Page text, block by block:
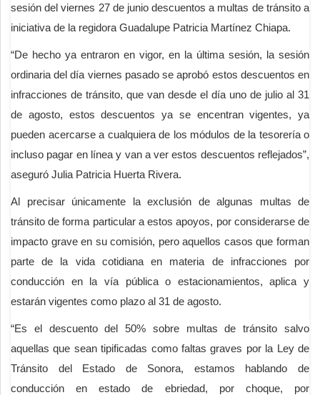
sesión del viernes 27 de junio descuentos a multas de tránsito a
iniciativa de la regidora Guadalupe Patricia Martínez Chiapa.
“De hecho ya entraron en vigor, en la última sesión, la sesión
ordinaria del día viernes pasado se aprobó estos descuentos en
infracciones de tránsito, que van desde el día uno de julio al 31
de agosto, estos descuentos ya se encentran vigentes, ya
pueden acercarse a cualquiera de los módulos de la tesorería o
incluso pagar en línea y van a ver estos descuentos reflejados”,
aseguró Julia Patricia Huerta Rivera.
Al precisar únicamente la exclusión de algunas multas de
tránsito de forma particular a estos apoyos, por considerarse de
impacto grave en su comisión, pero aquellos casos que forman
parte de la vida cotidiana en materia de infracciones por
conducción en la vía pública o estacionamientos, aplica y
estarán vigentes como plazo al 31 de agosto.
“Es el descuento del 50% sobre multas de tránsito salvo
aquellas que sean tipificadas como faltas graves por la Ley de
Tránsito del Estado de Sonora, estamos hablando de
conducción en estado de ebriedad, por choque, por